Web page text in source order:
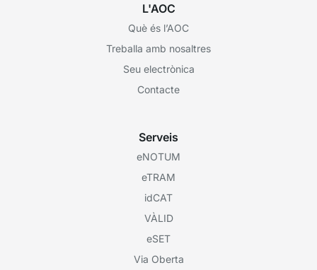
L'AOC
Què és l’AOC
Treballa amb nosaltres
Seu electrònica
Contacte
Serveis
eNOTUM
eTRAM
idCAT
VÀLID
eSET
Via Oberta